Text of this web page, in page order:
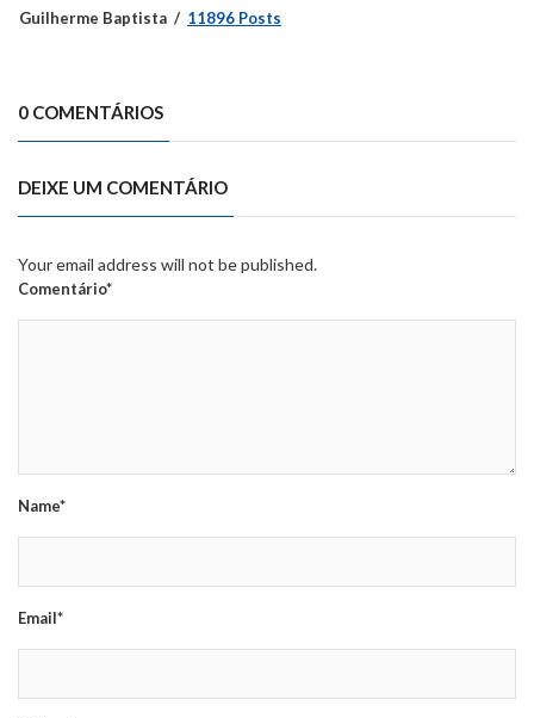
Guilherme Baptista 11896 Posts
0 COMENTÁRIOS
DEIXE UM COMENTÁRIO
Your email address will not be published.
Comentário*
Name*
Email*